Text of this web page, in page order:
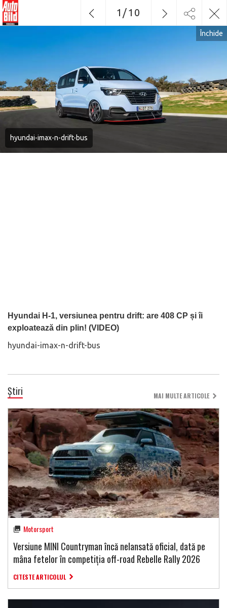
hyundai-imax-n-drift-bus
Hyundai H-1, versiunea pentru drift: are 408 CP și îi
exploatează din plin! (VIDEO)
hyundai-imax-n-drift-bus
Închide
1 /10
Știri MAI MULTE ARTICOLE
Motorsport
Versiune MINI Countryman încă nelansată oficial, dată pe
mâna fetelor în competiția off-road Rebelle Rally 2026
CITESTE ARTICOLUL